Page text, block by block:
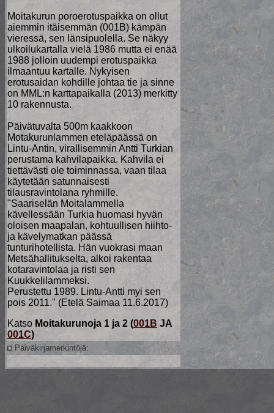
Moitakurun poroerotuspaikka on ollut
aiemmin itäisemmän (001B) kämpän
vieressä, sen länsipuolella. Se näkyy
ulkoilukartalla vielä 1986 mutta ei enää
1988 jolloin uudempi erotuspaikka
ilmaantuu kartalle. Nykyisen
erotusaidan kohdille johtaa tie ja sinne
on MML:n karttapaikalla (2013) merkitty
10 rakennusta.
Päivätuvalta 500m kaakkoon
Motakurunlammen eteläpäässä on
Lintu-Antin, virallisemmin Antti Turkian
perustama kahvilapaikka. Kahvila ei
tiettävästi ole toiminnassa, vaan tilaa
käytetään satunnaisesti
tilausravintolana ryhmille.
"Saariselän Moitalammella
kävellessään Turkia huomasi hyvän
oloisen maapalan, kohtuullisen hiihto-
ja kävelymatkan päässä
tunturihotellista. Hän vuokrasi maan
Metsähallitukselta, alkoi rakentaa
kotaravintolaa ja risti sen
Kuukkelilammeksi.
Perustettu 1989. Lintu-Antti myi sen
pois 2011." (Etelä Saimaa 11.6.2017)
Katso Moitakurunoja 1 ja 2 (001B JA
001C)
Päiväkirjamerkintöjä: